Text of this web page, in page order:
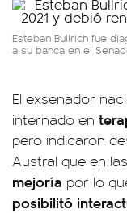
Esteban Bullrich fue
a su banca en el
El exsenador
internado en
pero indicaron
Austral que en
mejoría por lo
posibilitó